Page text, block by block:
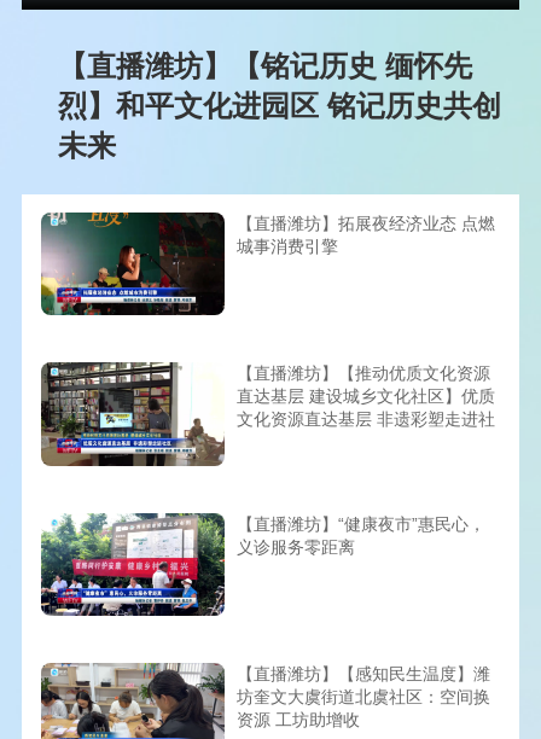
【直播潍坊】【铭记历史 缅怀先
烈】和平文化进园区 铭记历史共创
未来
【直播潍坊】拓展夜经济业态 点燃
城事消费引擎
【直播潍坊】【推动优质文化资源
直达基层 建设城乡文化社区】优质
文化资源直达基层 非遗彩塑走进社
【直播潍坊】“健康夜市”惠民心，
义诊服务零距离
【直播潍坊】【感知民生温度】潍
坊奎文大虞街道北虞社区：空间换
资源 工坊助增收